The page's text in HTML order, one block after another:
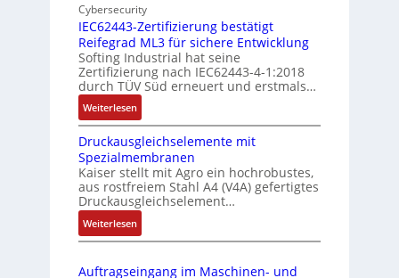
g
e
d
u
t
r
i
e
-
P
C
l
ä
s
s
s
b
i
f
u
n
k
m
o
d
u
l
e
b
r
i
Cybersecurity
IEC62443-Zertifizierung bestätigt
Reifegrad ML3 für sichere Entwicklung
Softing Industrial hat seine
Zertifizierung nach IEC62443-4-1:2018
durch TÜV Süd erneuert und erstmals…
Weiterlesen:
I
E
C
6
2
4
4
3
Druckausgleichselemente mit
Spezialmembranen
Kaiser stellt mit Agro ein hochrobustes,
aus rostfreiem Stahl A4 (V4A) gefertigtes
Druckausgleichselement…
Weiterlesen:
D
u
Auftragseingang im Maschinen- und